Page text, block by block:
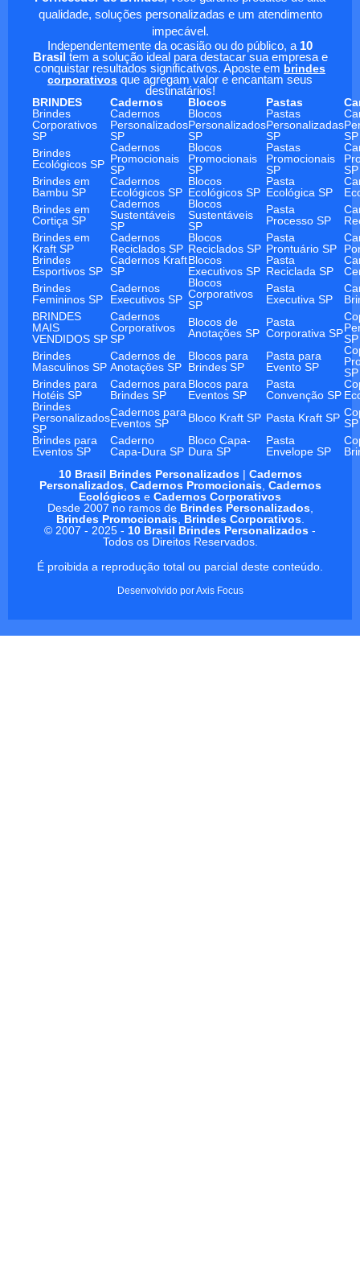
qualidade, soluções personalizadas e um atendimento
impecável.
Independentemente da ocasião ou do público, a 10
Brasil tem a solução ideal para destacar sua empresa e
conquistar resultados significativos. Aposte em brindes
corporativos que agregam valor e encantam seus
destinatários!
BRINDES
Cadernos Blocos Pastas
Brindes
Corporativos
SP
Cadernos
Personalizados
SP
Blocos
Personalizados
SP
Pastas
Personalizadas
SP
SP
Brindes
Ecológicos SP
Cadernos
Promocionais
SP
Blocos
Promocionais
SP
Pastas
Promocionais
SP
SP
Brindes em
Bambu SP
Cadernos
Ecológicos SP
Blocos
Ecológicos SP
Pasta
Ecológica SP
Brindes em
Cortiça SP
Cadernos
Sustentáveis
SP
Blocos
Sustentáveis
SP
Pasta
Processo SP
Brindes em
Kraft SP
Cadernos
Reciclados SP
Blocos
Reciclados SP
Pasta
Prontuário SP
Brindes
Esportivos SP
Cadernos Kraft
SP
Blocos
Executivos SP
Pasta
Reciclada SP
Brindes
Femininos SP
Cadernos
Executivos SP
Blocos
Corporativos
SP
Pasta
Executiva SP
BRINDES
MAIS
VENDIDOS SP
Cadernos
Corporativos
SP
Blocos de
Anotações SP
Pasta
Corporativa SPSP
Brindes
Masculinos SP
Cadernos de
Anotações SP
Blocos para
Brindes SP
Pasta para
Evento SP
SP
Brindes para
Hotéis SP
Cadernos para
Brindes SP
Blocos para
Eventos SP
Pasta
Convenção SP
Brindes
Personalizados
SP
Cadernos para
Eventos SP
Bloco Kraft SP Pasta Kraft SP SP
Brindes para
Eventos SP
Caderno
Capa-Dura SP
Bloco Capa-
Dura SP
Pasta
Envelope SP
10 Brasil Brindes Personalizados| Cadernos
Personalizados, Cadernos Promocionais, Cadernos
Ecológicos e Cadernos Corporativos
Desde 2007 no ramos de Brindes Personalizados,
Brindes Promocionais, Brindes Corporativos.
© 2007 - 2025 - 10 Brasil Brindes Personalizados -
Todos os Direitos Reservados.
É proibida a reprodução total ou parcial deste conteúdo.
Desenvolvido porAxis Focus